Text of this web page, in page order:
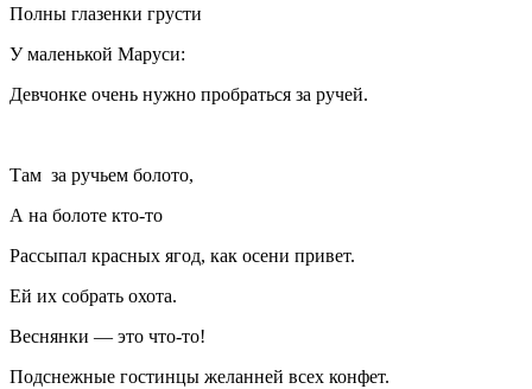
Полны глазенки грусти
У маленькой Маруси:
Девчонке очень нужно пробраться за ручей.
Там за ручьем болото,
А на болоте кто-то
Рассыпал красных ягод, как осени привет.
Ей их собрать охота.
Веснянки — это что-то!
Подснежные гостинцы желанней всех конфет.